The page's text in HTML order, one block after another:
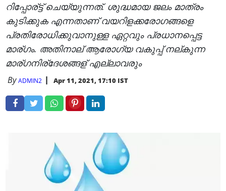
റിപ്പോര്ട്ട് ചെയ്യുന്നത്. ശുദ്ധമായ ജലം മാത്രം
കുടിക്കുക എന്നതാണ് വയറിളക്കരോഗങ്ങളെ
പ്രതിരോധിക്കുവാനുള്ള ഏറ്റവും പ്രധാനപ്പെട്ട
മാര്ഗം. അതിനാല് ആരോഗ്യ വകുപ്പ് നല്കുന്ന
മാര്ഗനിര്ദേശങ്ങള് എല്ലാവരും
ByADMIN2 Apr 11, 2021, 17:10 IST